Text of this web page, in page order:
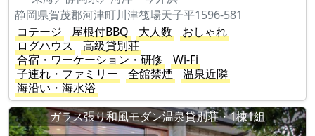
静岡県賀茂郡河津町川津筏場天子平1596-581
コテージ
屋根付BBQ 大人数
おしゃれ
ログハウス
高級貸別荘
合宿・ワーケーション・研修
Wi-Fi
子連れ・ファミリー
全館禁煙
温泉近隣
海沿い・海水浴
ガラス張り和風モダン温泉貸別荘・1棟1組